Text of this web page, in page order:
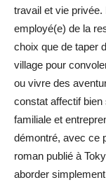
travail et vie
employé(e) de la
choix que de taper
village pour
ou vivre des
constat affectif bien
familiale et
démontré, avec ce
roman publié à
aborder